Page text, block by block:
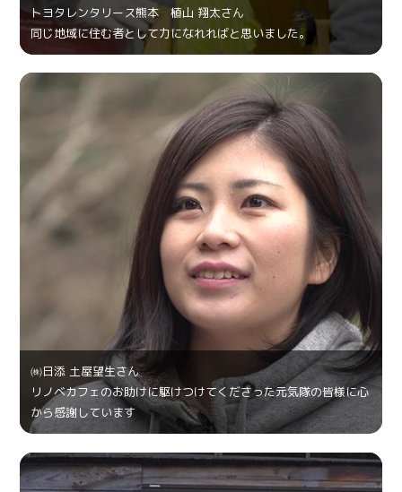
トヨタレンタリース熊本 植山 翔太さん
同じ地域に住む者として力になれればと思いました。
㈱日添 土屋望生さん
リノベカフェのお助けに駆けつけてくださった元気隊の皆様に心
から感謝しています